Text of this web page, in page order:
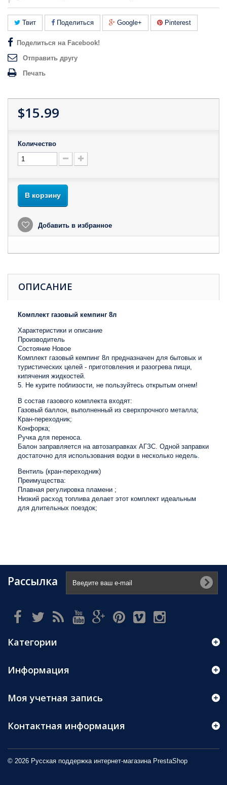
Твит Поделиться Google+ Pinterest
Поделиться на Facebook!
Отправить другу
Печать
$15.99
Количество
В корзину
Добавить в избранное
ОПИСАНИЕ
Комплект газовый кемпинг 8л
Характеристики и описание
Производитель
Состояние Новое
Комплект газовый кемпинг 8л предназначен для бытовых и
туристических целей - приготовления и разогрева пищи,
кипячения жидкостей.
5. Не курите поблизости, не пользуйтесь открытым огнем!
В состав газового комплекта входят:
Газовый баллон, выполненный из сверхпрочного металла;
Кран-переходник;
Конфорка;
Ручка для переноса.
Балон заправляется на автозаправках АГЗС. Одной заправки
достаточно для использования водки в несколько недель.
Вентиль (кран-переходник)
Преимущества:
Плавная регулировка пламени ;
Низкий расход топлива делает этот комплект идеальным
для длительных поездок;
Рассылка
Категории
Информация
© 2026 Русская поддержка интернет-магазина PrestaShop
Моя учетная запись
Контактная информация